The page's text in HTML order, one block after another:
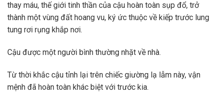
thay máu, thế giới tinh thần của cậu hoàn toàn sụp đổ, trở
thành một vùng đất hoang vu, ký ức thuộc về kiếp trước lung
tung rơi rụng khắp nơi.
Cậu được một người bình thường nhặt về nhà.
Từ thời khắc cậu tỉnh lại trên chiếc giường lạ lẫm này, vận
mệnh đã hoàn toàn khác biệt với trước kia.